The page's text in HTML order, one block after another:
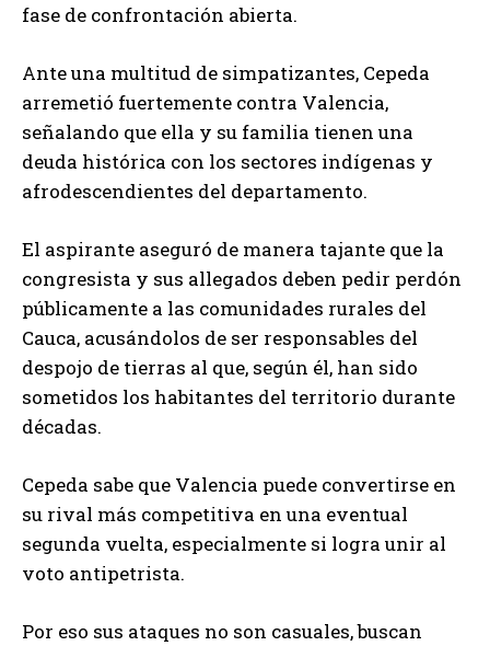
fase de confrontación abierta.
Ante una multitud de simpatizantes, Cepeda
arremetió fuertemente contra Valencia,
señalando que ella y su familia tienen una
deuda histórica con los sectores indígenas y
afrodescendientes del departamento.
El aspirante aseguró de manera tajante que la
congresista y sus allegados deben pedir perdón
públicamente a las comunidades rurales del
Cauca, acusándolos de ser responsables del
despojo de tierras al que, según él, han sido
sometidos los habitantes del territorio durante
décadas.
Cepeda sabe que Valencia puede convertirse en
su rival más competitiva en una eventual
segunda vuelta, especialmente si logra unir al
voto antipetrista.
Por eso sus ataques no son casuales, buscan